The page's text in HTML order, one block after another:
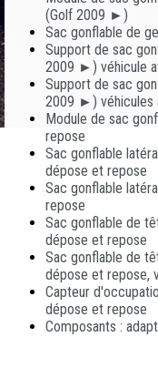
(Golf 2009 ►)
Sac gonflable de
Support de sac
2009 ►) véhicule
Support de sac
2009 ►) véhicules
Module de sac
repose
Sac gonflable
dépose et repose
Sac gonflable
repose
Sac gonflable de
dépose et repose
Sac gonflable de
dépose et repose,
Capteur
dépose et repose
Composants :